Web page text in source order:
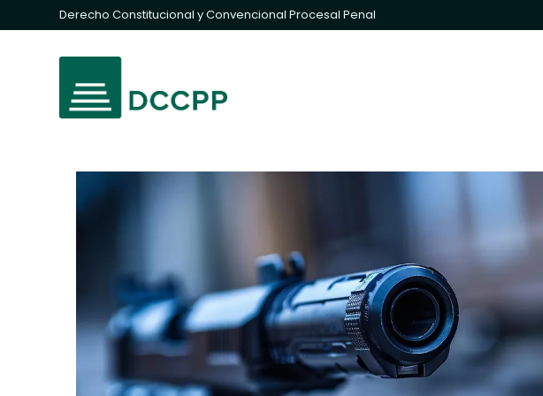
Derecho Constitucional y Convencional Procesal Penal